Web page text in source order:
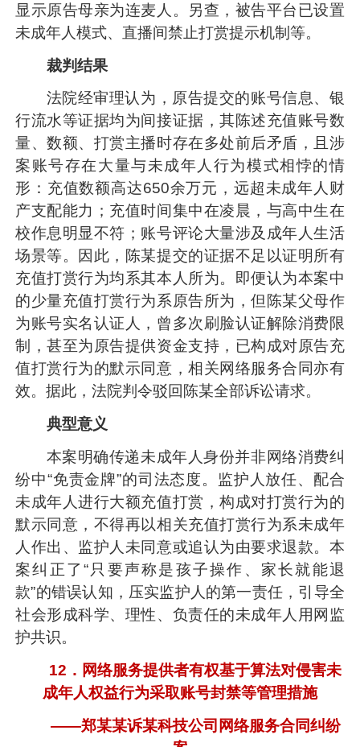
显示原告母亲为连麦人。另查，被告平台已设置
未成年人模式、直播间禁止打赏提示机制等。
裁判结果
法院经审理认为，原告提交的账号信息、银
行流水等证据均为间接证据，其陈述充值账号数
量、数额、打赏主播时存在多处前后矛盾，且涉
案账号存在大量与未成年人行为模式相悖的情
形：充值数额高达650余万元，远超未成年人财
产支配能力；充值时间集中在凌晨，与高中生在
校作息明显不符；账号评论大量涉及成年人生活
场景等。因此，陈某提交的证据不足以证明所有
充值打赏行为均系其本人所为。即便认为本案中
的少量充值打赏行为系原告所为，但陈某父母作
为账号实名认证人，曾多次刷脸认证解除消费限
制，甚至为原告提供资金支持，已构成对原告充
值打赏行为的默示同意，相关网络服务合同亦有
效。据此，法院判令驳回陈某全部诉讼请求。
典型意义
本案明确传递未成年人身份并非网络消费纠
纷中“免责金牌”的司法态度。监护人放任、配合
未成年人进行大额充值打赏，构成对打赏行为的
默示同意，不得再以相关充值打赏行为系未成年
人作出、监护人未同意或追认为由要求退款。本
案纠正了“只要声称是孩子操作、家长就能退
款”的错误认知，压实监护人的第一责任，引导全
社会形成科学、理性、负责任的未成年人用网监
护共识。
12．网络服务提供者有权基于算法对侵害未
成年人权益行为采取账号封禁等管理措施
——郑某某诉某科技公司网络服务合同纠纷